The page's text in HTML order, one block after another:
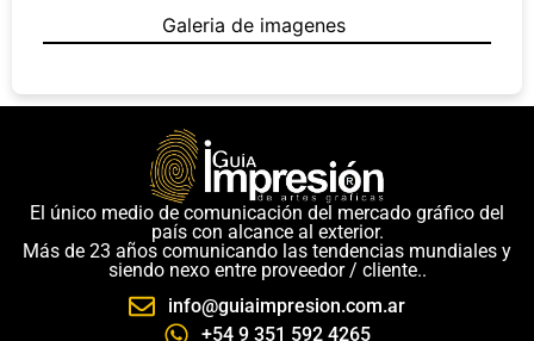
Galeria de imagenes
El único medio de comunicación del mercado gráfico del
país con alcance al exterior.
Más de 23 años comunicando las tendencias mundiales y
siendo nexo entre proveedor / cliente..
info@guiaimpresion.com.ar
+54 9 351 592 4265